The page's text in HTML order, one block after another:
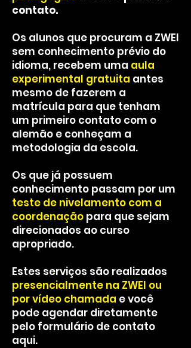
contato.
Os alunos que procuram a ZWEI
sem conhecimento prévio do
idioma, recebem uma aula
experimental gratuita antes
mesmo de fazerem a
matrícula para que tenham
um primeiro contato com o
alemão e conheçam a
metodologia da escola.
Os que já possuem
conhecimento passam por um
teste de nivelamento com a
coordenação para que sejam
direcionados ao curso
apropriado.
Estes serviços são realizados
presencialmente na ZWEI ou
por vídeo chamada e você
pode agendar diretamente
pelo formulário de contato
aqui.